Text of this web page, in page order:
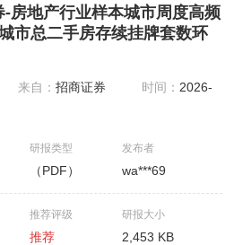
房地产行业样本城市周度高频
市总二手房存续挂牌套数环
来自：招商证券 时间： 2026-
研报类型
（PDF）
发布者
wa***69
推荐评级
推荐
研报大小
2,453 KB